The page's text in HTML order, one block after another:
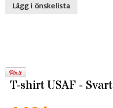
Lägg i önskelista
T-shirt USAF - Svart